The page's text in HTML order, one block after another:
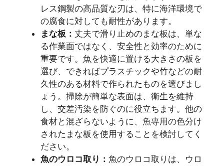
レス鋼製の高品質な刃は、特に海洋環境で
の腐食に対しても耐性があります。
まな板： 丈夫で滑り止めのまな板は、単な
る作業面ではなく、安全性と効率のために
重要です。魚を快適に置ける大きさの板を
選び、できればプラスチックや竹などの耐
久性のある材料で作られたものを選びまし
ょう。掃除が簡単な表面は、衛生を維持
し、交差汚染を防ぐのに役立ちます。他の
食材と混ざらないように、魚専用の色分け
されたまな板を使用することを検討してく
ださい。
魚のウロコ取り： 魚のウロコ取りは、ウロ